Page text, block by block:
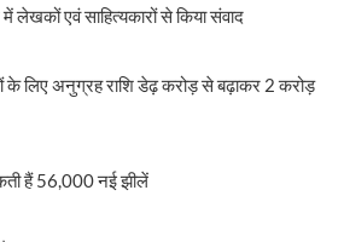
एवं साहित्यकारों से किया संवाद
के लिए अनुग्रह राशि डेढ़ करोड़ से बढ़ाकर 2 करोड़
हैं 56,000 नई झीलें